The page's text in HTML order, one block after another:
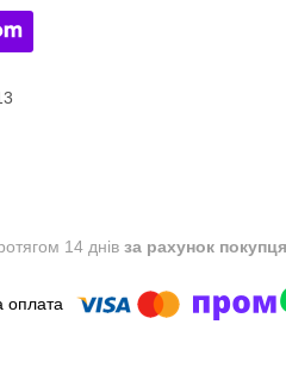
14 днів за рахунок покупця